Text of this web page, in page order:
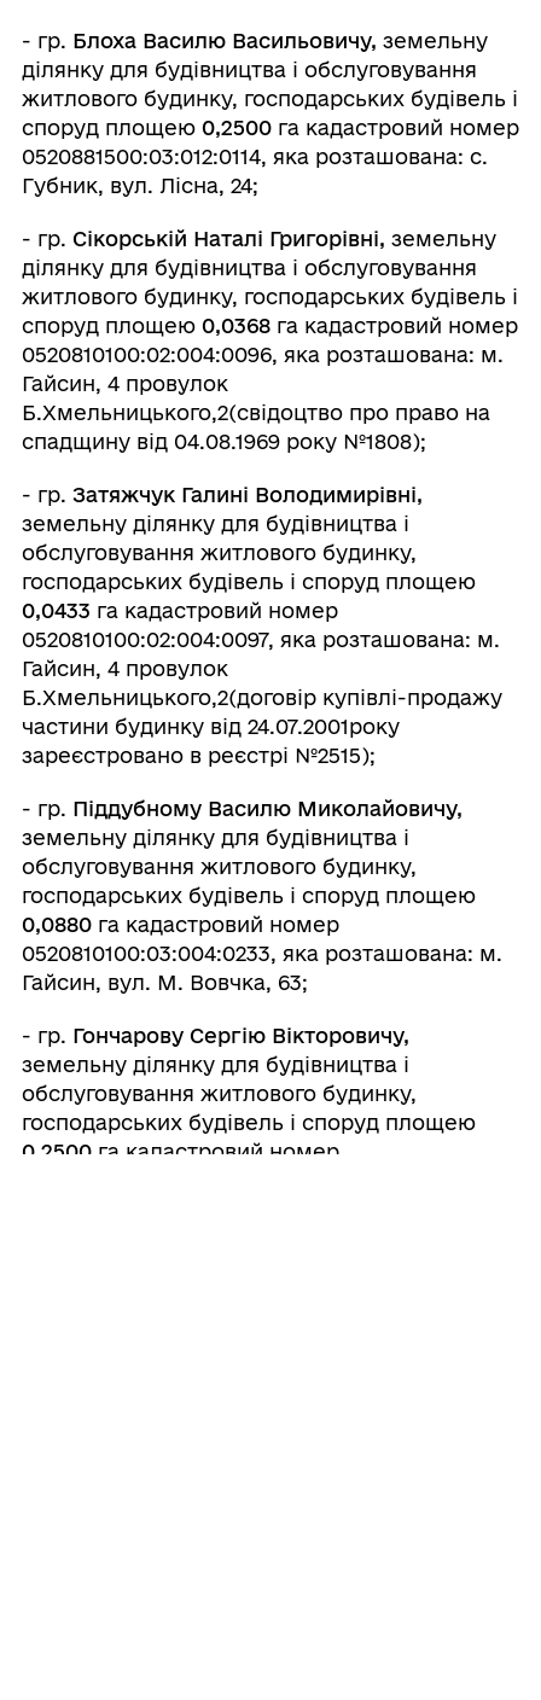
- гр. Блоха Василю Васильовичу, земельну
ділянку для будівництва і обслуговування
житлового будинку, господарських будівель і
споруд площею 0,2500га кадастровий номер
0520881500:03:012:0114, яка розташована: с.
Губник, вул. Лісна, 24;
- гр. Сікорській Наталі Григорівні, земельну
ділянку для будівництва і обслуговування
житлового будинку, господарських будівель і
споруд площею 0,0368га кадастровий номер
0520810100:02:004:0096, яка розташована: м.
Гайсин, 4 провулок
Б.Хмельницького,2(свідоцтво про право на
спадщину від 04.08.1969 року №1808);
- гр. Затяжчук Галині Володимирівні,
земельну ділянку для будівництва і
обслуговування житлового будинку,
господарських будівель і споруд площею
0,0433 га кадастровий номер
0520810100:02:004:0097, яка розташована: м.
Гайсин, 4 провулок
Б.Хмельницького,2(договір купівлі-продажу
частини будинку від 24.07.2001року
зареєстровано в реєстрі №2515);
- гр. Піддубному Василю Миколайовичу,
земельну ділянку для будівництва і
обслуговування житлового будинку,
господарських будівель і споруд площею
0,0880га кадастровий номер
0520810100:03:004:0233, яка розташована: м.
Гайсин, вул. М. Вовчка, 63;
- гр. Гончарову Сергію Вікторовичу,
земельну ділянку для будівництва і
обслуговування житлового будинку,
господарських будівель і споруд площею
0,2500га кадастровий номер